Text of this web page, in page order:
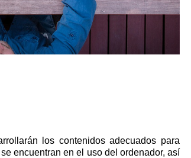
los contenidos adecuados para
encuentran en el uso del ordenador, así